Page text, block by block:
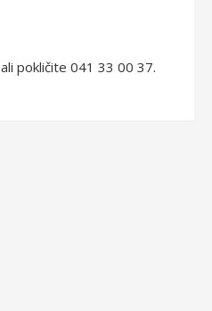
ali pokličite 041 33 00 37.